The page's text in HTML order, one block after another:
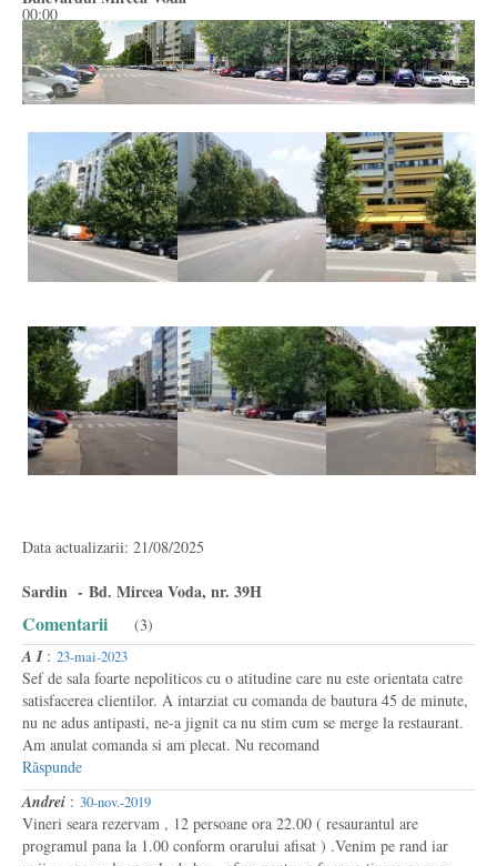
00:00
00:03
Data actualizarii: 21/08/2025
Sardin - Bd. Mircea Voda, nr. 39H
Comentarii (3)
A I: 23-mai-2023
Sef de sala foarte nepoliticos cu o atitudine care nu este orientata catre
satisfacerea clientilor. A intarziat cu comanda de bautura 45 de minute,
nu ne adus antipasti, ne-a jignit ca nu stim cum se merge la restaurant.
Am anulat comanda si am plecat. Nu recomand
Răspunde
Andrei : 30-nov.-2019
Vineri seara rezervam , 12 persoane ora 22.00 ( resaurantul are
programul pana la 1.00 conform orarului afisat ) .Venim pe rand iar